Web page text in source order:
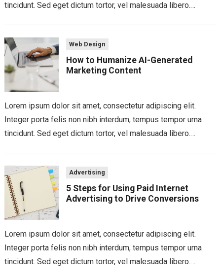
tincidunt. Sed eget dictum tortor, vel malesuada libero.
Web Design
How to Humanize AI-Generated
Marketing Content
Lorem ipsum dolor sit amet, consectetur adipiscing elit.
Integer porta felis non nibh interdum, tempus tempor urna
tincidunt. Sed eget dictum tortor, vel malesuada libero.
Advertising
5 Steps for Using Paid Internet
Advertising to Drive Conversions
Lorem ipsum dolor sit amet, consectetur adipiscing elit.
Integer porta felis non nibh interdum, tempus tempor urna
tincidunt. Sed eget dictum tortor, vel malesuada libero.